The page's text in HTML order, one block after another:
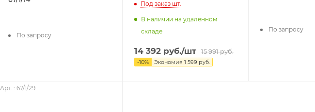
По запросу
Под заказшт.
В наличии на удаленном
складе
14 392руб./шт 15 991руб.
-10% Экономия 1 599 руб.
По запросу
Арт. : 67/1/29